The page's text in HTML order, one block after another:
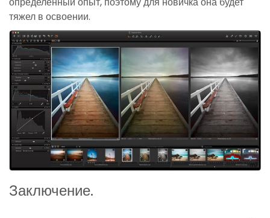
тяжел в освоении.
Заключение.